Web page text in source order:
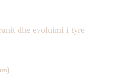
dhe evoluimi i tyre